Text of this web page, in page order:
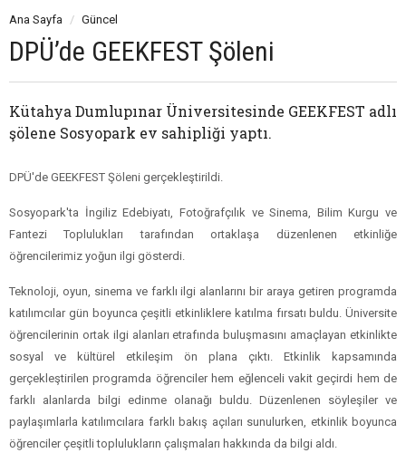
Ana Sayfa Güncel
DPÜ’de GEEKFEST Şöleni
Kütahya Dumlupınar Üniversitesinde GEEKFEST adlı
şölene Sosyopark ev sahipliği yaptı.
DPÜ'de GEEKFEST Şöleni gerçekleştirildi.
Sosyopark'ta İngiliz Edebiyatı, Fotoğrafçılık ve Sinema, Bilim Kurgu ve
Fantezi Toplulukları tarafından ortaklaşa düzenlenen etkinliğe
öğrencilerimiz yoğun ilgi gösterdi.
Teknoloji, oyun, sinema ve farklı ilgi alanlarını bir araya getiren programda
katılımcılar gün boyunca çeşitli etkinliklere katılma fırsatı buldu. Üniversite
öğrencilerinin ortak ilgi alanları etrafında buluşmasını amaçlayan etkinlikte
sosyal ve kültürel etkileşim ön plana çıktı. Etkinlik kapsamında
gerçekleştirilen programda öğrenciler hem eğlenceli vakit geçirdi hem de
farklı alanlarda bilgi edinme olanağı buldu. Düzenlenen söyleşiler ve
paylaşımlarla katılımcılara farklı bakış açıları sunulurken, etkinlik boyunca
öğrenciler çeşitli toplulukların çalışmaları hakkında da bilgi aldı.